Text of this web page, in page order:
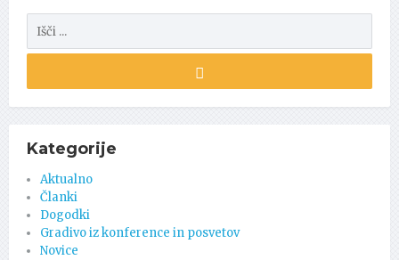
Kategorije
Aktualno
Članki
Dogodki
Gradivo iz konference in posvetov
Novice